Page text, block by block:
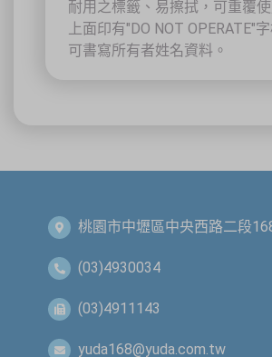
耐用之標籤、易擦拭，可重覆使
上面印有"DO NOT OPERATE"字
可書寫所有者姓名資料。
桃園市中壢區中央西路二段
(03)4930034
(03)4911143
yuda168@yuda.com.tw
🚗 交通資訊
🚄 建議搭乘高鐵至臺中站後轉乘計
🚘 停車位有限，建議共乘或搭乘大眾